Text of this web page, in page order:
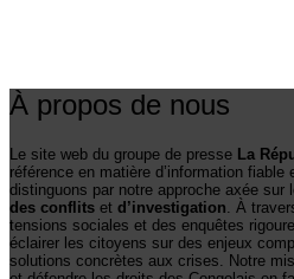
À propos de nous
Le site web du groupe de presse La
référence en matière d’information
distinguons par notre approche axée sur
des conflits et d’investigation. À
tensions sociales et des enquêtes
éclairer les citoyens sur des enjeux
solutions concrètes aux crises. Notre